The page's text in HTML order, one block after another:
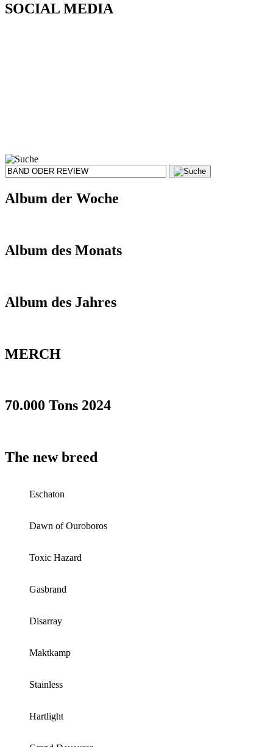
SOCIAL MEDIA
Album der Woche
Album des Monats
Album des Jahres
MERCH
70.000 Tons 2024
The new breed
Eschaton
Dawn of Ouroboros
Toxic Hazard
Gasbrand
Disarray
Maktkamp
Stainless
Hartlight